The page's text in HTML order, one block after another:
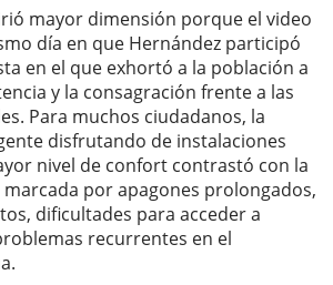
mayor dimensión porque el video
día en que Hernández participó
en el que exhortó a la población a
y la consagración frente a las
Para muchos ciudadanos, la
disfrutando de instalaciones
nivel de confort contrastó con la
por apagones prolongados,
dificultades para acceder a
recurrentes en el